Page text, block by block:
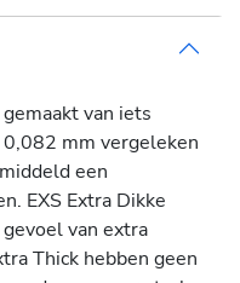
van iets
mm vergeleken
een
EXS Extra Dikke
van extra
Thick hebben geen